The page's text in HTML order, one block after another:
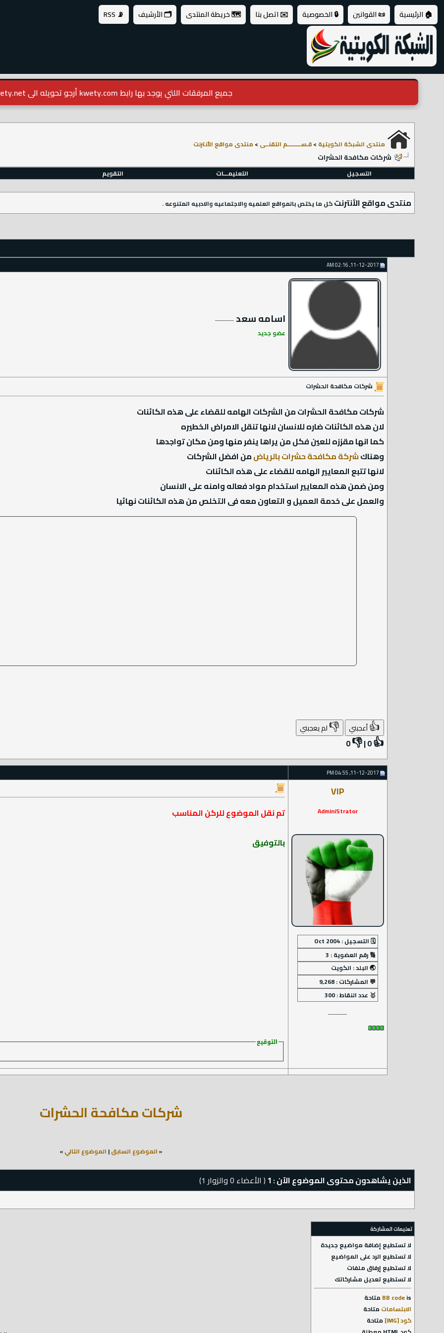
🏠 الرئيسية 📜 القوانين 🔒 الخصوصية ✉️ اتصل بنا 🗺️ خريطة المنتدى 🗂️ الأرشيف 📡 RSS
جميع المرفقات اللتي يوجد بها رابط kwety.com أرجو تحويله الى kwety.net
منتدى الشبكة الكويتية >قـســـــــــم التقنــى > منتدى مواقع الأنترنت
شركات مكافحة الحشرات
التسجيل
التعليمـــات التقويم
منتدى مواقع الأنترنتكل ما يختص بالمواقع العلميه والاجتماعيه والادبيه المتنوعه .
اسامه سعد
عضو جديد
شركات مكافحة الحشرات
شركات مكافحة الحشرات من الشركات الهامه للقضاء على هذه الكائنات
لان هذه الكائنات ضاره للانسان لانها تنقل الامراض الخطيره
كما انها مقززه للعين فكل من يراها ينفر منها ومن مكان تواجدها
وهناكشركة مكافحة حشرات بالرياضمن افضل الشركات
لانها تتبع المعايير الهامه للقضاء على هذه الكائنات
ومن ضمن هذه المعايير استخدام مواد فعاله وامنه على الانسان
والعمل على خدمة العميل و التعاون معه فى التخلص من هذه الكائنات نهائيا
👍أعجبني 👎لم يعجبني
👍
0
|
👎
0
VIP
AdminiStrator
تم نقل الموضوع للركن المناسب
بالتوفيق
التوقيع
شركات مكافحة الحشرات
«الموضوع السابق| الموضوع التالي»
الذين يشاهدون محتوى الموضوع الآن : 1 ( الأعضاء 0 والزوار 1)
تعليمات المشاركة
لا تستطيع إضافة مواضيع جديدة
لا تستطيع الرد على المواضيع
لا تستطيع إرفاق ملفات
لا تستطيعتعديل مشاركاتك
BB codeis
متاحة
الابتسامات متاحة
كود [IMG]
متاحة